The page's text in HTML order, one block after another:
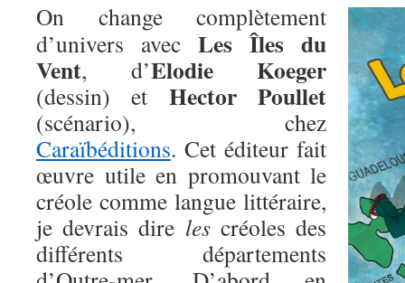
On change complètement
d’univers avec Les Îles du
Vent, d’Elodie Koeger
(dessin) et Hector Poullet
(scénario), chez
Caraïbéditions. Cet éditeur fait
œuvre utile en promouvant le
créole comme langue littéraire,
je devrais dire lescréoles des
différents départements